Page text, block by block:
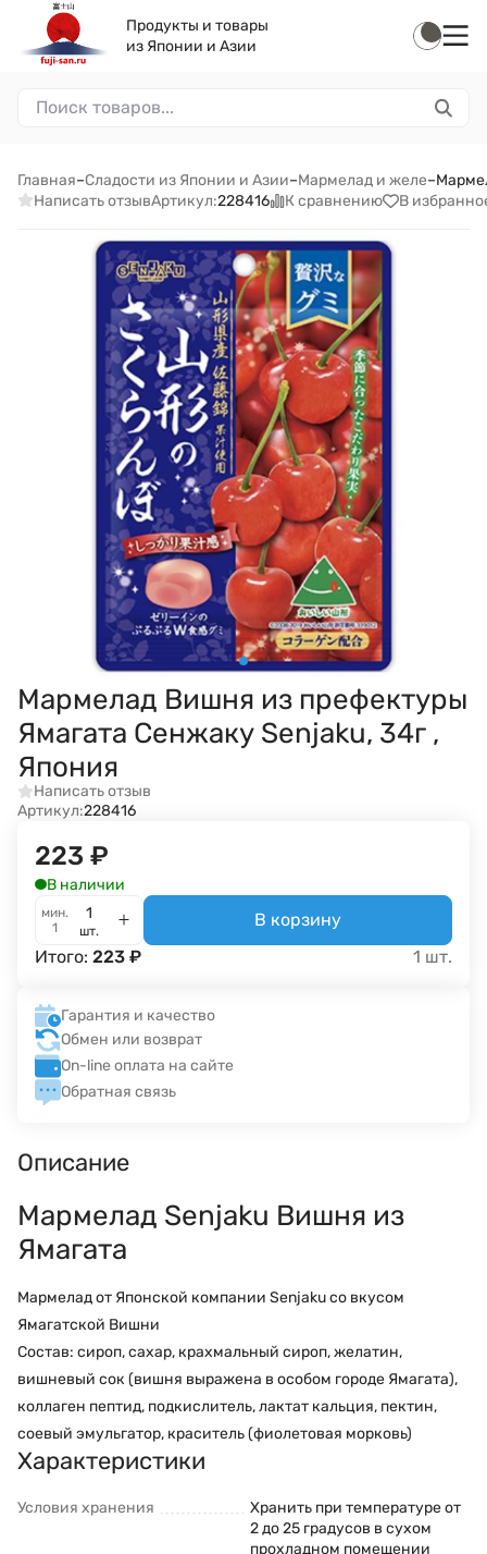
Продукты и товары
из Японии и Азии
Главная–Сладости из Японии и Азии–Мармелад и желе–
Написать отзывАртикул:228416 К сравнению В
Мармелад Вишня из префектуры
Ямагата Сенжаку Senjaku, 34г ,
Япония
Написать отзыв
Артикул:228416
223 ₽
В наличии
мин.
1
шт.
В корзину
Итого: 223 ₽ 1 шт.
Гарантия и качество
Обмен или возврат
On-line оплата на сайте
Обратная связь
Описание
Мармелад Senjaku Вишня из
Ямагата
Мармелад от Японской компании Senjaku со вкусом
Ямагатской Вишни
Состав: сироп, сахар, крахмальный сироп, желатин,
вишневый сок (вишня выражена в особом городе Ямагата),
коллаген пептид, подкислитель, лактат кальция, пектин,
соевый эмульгатор, краситель (фиолетовая морковь)
Характеристики
Условия хранения
Хранить при температуре от
2 до 25 градусов в сухом
прохладном помещении